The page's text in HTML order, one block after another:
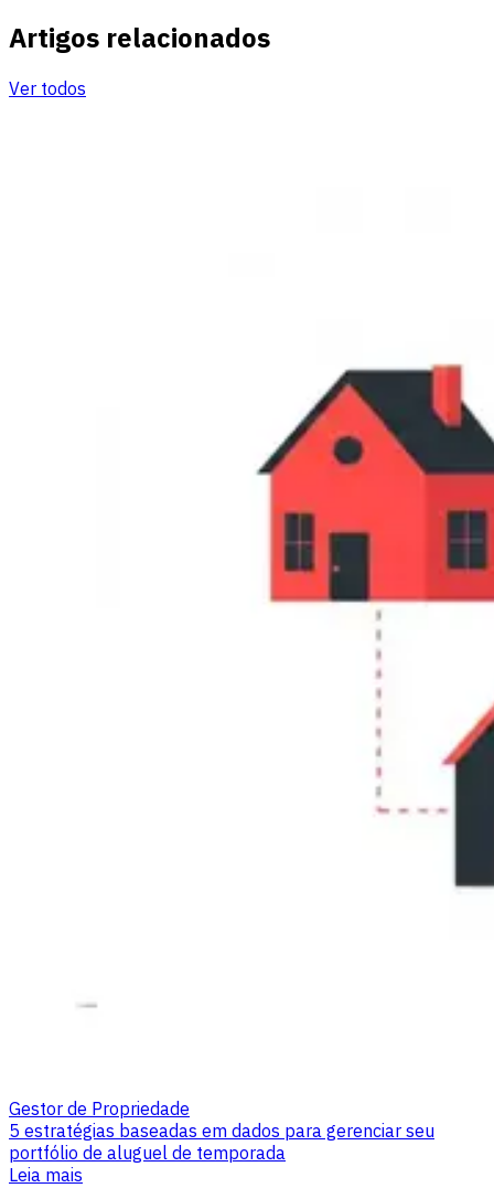
Artigos relacionados
Ver todos
Gestor de Propriedade
5 estratégias baseadas em dados para gerenciar seu
portfólio de aluguel de temporada
Leia mais